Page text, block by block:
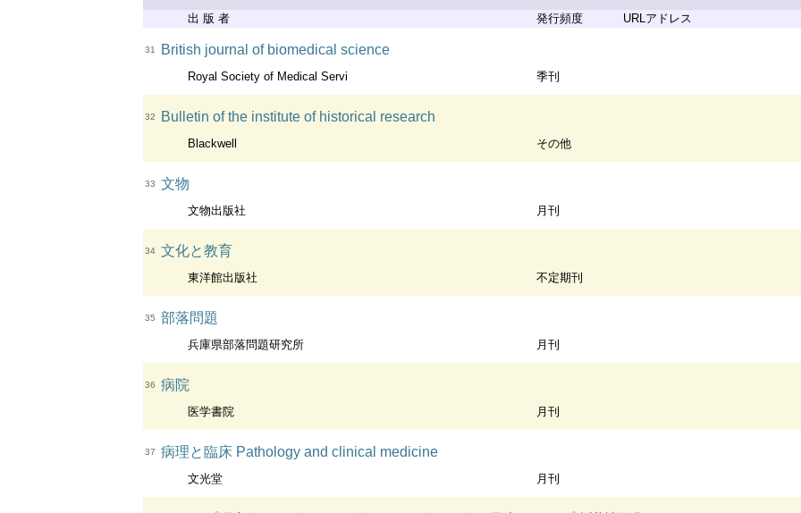
出 版 者 発行頻度 URLアドレス
31 British journal of biomedical science
Royal Society of Medical Servi 季刊
32 Bulletin of the institute of historical research
Blackwell その他
33 文物
文物出版社 月刊
34 文化と教育
東洋館出版社 不定期刊
35 部落問題
兵庫県部落問題研究所 月刊
36 病院
医学書院 月刊
37 病理と臨床 Pathology and clinical medicine
文光堂 月刊